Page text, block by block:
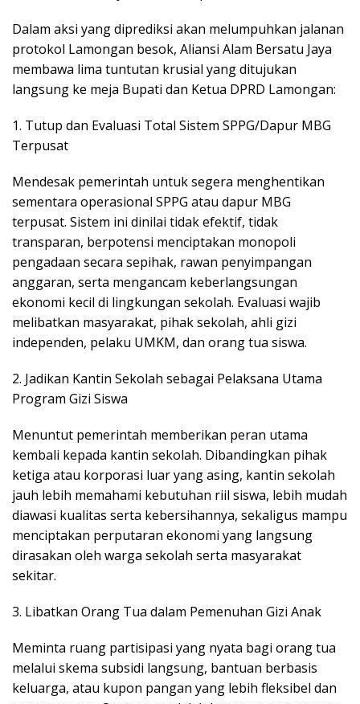
​Dalam aksi yang diprediksi akan melumpuhkan jalanan
protokol Lamongan besok, Aliansi Alam Bersatu Jaya
membawa lima tuntutan krusial yang ditujukan
langsung ke meja Bupati dan Ketua DPRD Lamongan:
1. ​Tutup dan Evaluasi Total Sistem SPPG/Dapur MBG
Terpusat
Mendesak pemerintah untuk segera menghentikan
sementara operasional SPPG atau dapur MBG
terpusat. Sistem ini dinilai tidak efektif, tidak
transparan, berpotensi menciptakan monopoli
pengadaan secara sepihak, rawan penyimpangan
anggaran, serta mengancam keberlangsungan
ekonomi kecil di lingkungan sekolah. Evaluasi wajib
melibatkan masyarakat, pihak sekolah, ahli gizi
independen, pelaku UMKM, dan orang tua siswa.
2. ​Jadikan Kantin Sekolah sebagai Pelaksana Utama
Program Gizi Siswa
Menuntut pemerintah memberikan peran utama
kembali kepada kantin sekolah. Dibandingkan pihak
ketiga atau korporasi luar yang asing, kantin sekolah
jauh lebih memahami kebutuhan riil siswa, lebih mudah
diawasi kualitas serta kebersihannya, sekaligus mampu
menciptakan perputaran ekonomi yang langsung
dirasakan oleh warga sekolah serta masyarakat
sekitar.
3. ​Libatkan Orang Tua dalam Pemenuhan Gizi Anak
Meminta ruang partisipasi yang nyata bagi orang tua
melalui skema subsidi langsung, bantuan berbasis
keluarga, atau kupon pangan yang lebih fleksibel dan